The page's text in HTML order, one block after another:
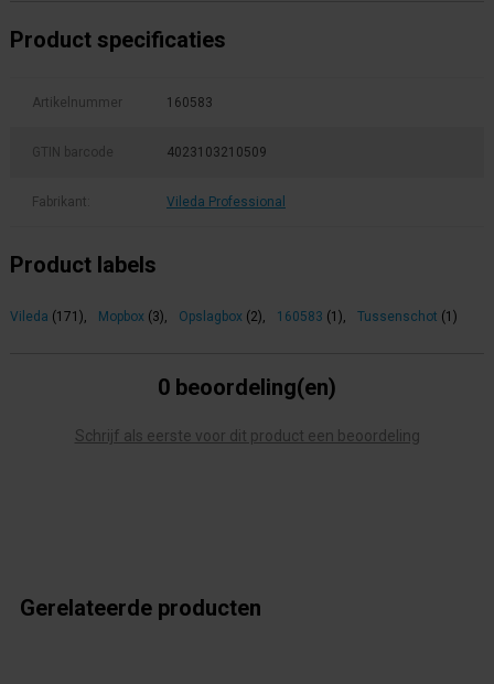
Product specificaties
Artikelnummer 160583
GTIN barcode 4023103210509
Fabrikant: Vileda Professional
Product labels
Vileda (171), Mopbox (3), Opslagbox (2), 160583 (1), Tussenschot (1)
0 beoordeling(en)
Schrijf als eerste voor dit product een beoordeling
Gerelateerde producten